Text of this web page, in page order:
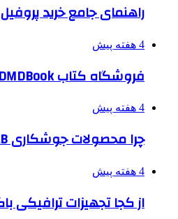
راهنمای جامع خرید
4 هفته پیش
فروشگاه کتاب DMDBook | خرید کتاب فانتزی، عاشقانه، دارک رومنس و رمان بدون حذفیات
4 هفته پیش
چرا محصولات جوشکاری ESAB همچنان انتخاب اول صنایع بزرگ هستند؟
4 هفته پیش
از کجا تجهیزات ترافیکی